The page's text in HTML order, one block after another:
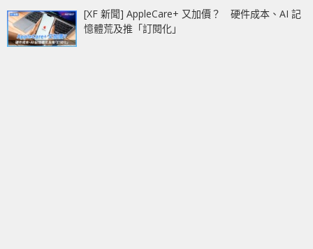
[XF 新聞] AppleCare+ 又加價？ 硬件成本、AI 記
憶體荒及推「訂閱化」